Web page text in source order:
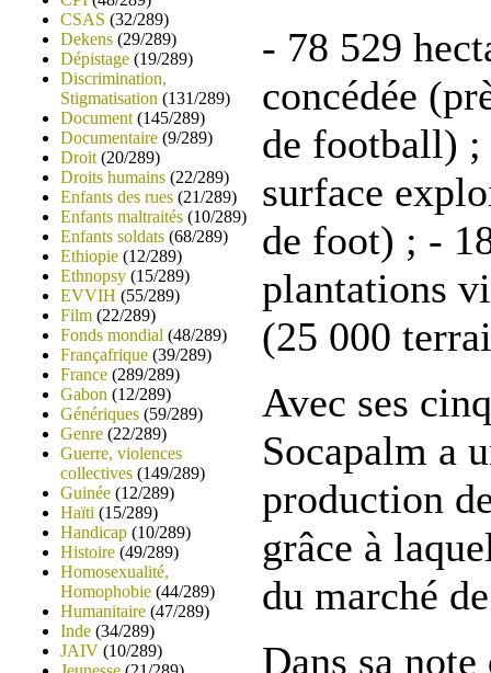
CSAS (32/289)
Dekens (29/289)
Dépistage (19/289)
Discrimination,
Stigmatisation (131/289)
Document (145/289)
Documentaire (9/289)
Droit (20/289)
Droits humains (22/289)
Enfants des rues (21/289)
Enfants maltraités (10/289)
Enfants soldats (68/289)
Ethiopie (12/289)
Ethnopsy (15/289)
EVVIH (55/289)
Film (22/289)
Fonds mondial (48/289)
Françafrique (39/289)
France (289/289)
Gabon (12/289)
Génériques (59/289)
Genre (22/289)
Guerre, violences
collectives (149/289)
Guinée (12/289)
Haïti (15/289)
Handicap (10/289)
Histoire (49/289)
Homosexualité,
Homophobie (44/289)
Humanitaire (47/289)
Inde (34/289)
JAIV (10/289)
- 78 529
concédée
de football) ;
surface
de foot) ; -
plantations
(25 000
Avec ses
Socapalm a
production
grâce à
du marché
Dans sa